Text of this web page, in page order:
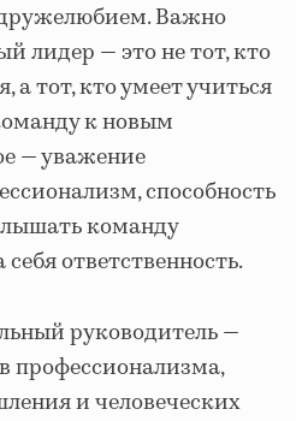
Важно
лидер — это не тот, кто
а тот, кто умеет учиться
к новым
— уважение
способность
команду
ответственность.
руководитель —
профессионализма,
и человеческих